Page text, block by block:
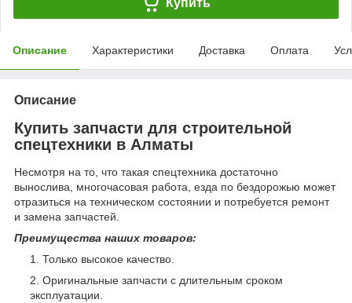
Описание Характеристики Доставка Оплата
Описание
Купить запчасти для строительной
спецтехники в Алматы
Несмотря на то, что такая спецтехника достаточно
вынослива, многочасовая работа, езда по бездорожью может
отразиться на техническом состоянии и потребуется ремонт
и замена запчастей.
Преимущества наших товаров:
Только высокое качество.
Оригинальные запчасти с длительным сроком
эксплуатации.